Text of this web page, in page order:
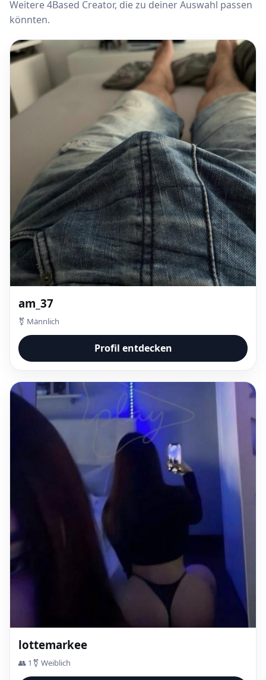
Weitere 4Based Creator, die zu deiner Auswahl passen
könnten.
am_37
⚧ Männlich
Profil entdecken
lottemarkee
👥 1 ⚧ Weiblich